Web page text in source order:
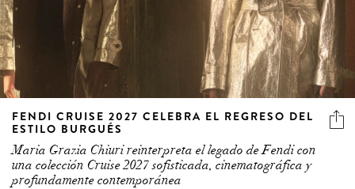
FENDI CRUISE 2027 CELEBRA EL REGRESO DEL
ESTILO BURGUÉS
Maria Grazia Chiuri reinterpreta el legado de Fendi con
una colección Cruise 2027 sofisticada, cinematográfica y
profundamente contemporánea